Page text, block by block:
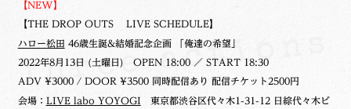
【NEW】
【THE DROP OUTS LIVE SCHEDULE】
ハロー松田 46歳生誕&結婚記念企画 「俺達の希望」
2022年8月13日 (土曜日) OPEN 18:00 ／ START 18:30
ADV ¥3000 / DOOR ¥3500 同時配信あり 配信チケット2500円
会場： LIVE labo YOYOGI 東京都渋谷区代々木1-31-12 日綜代々木ビ